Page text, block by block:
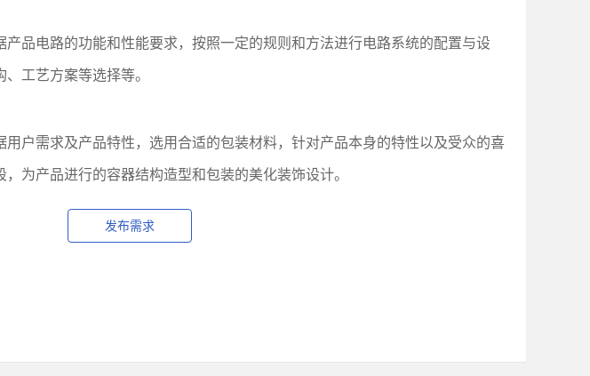
产品电路的功能和性能要求，按照一定的规则和方法进行电路系统的配置与设
工艺方案等选择等。
户需求及产品特性，选用合适的包装材料，针对产品本身的特性以及受众的喜
为产品进行的容器结构造型和包装的美化装饰设计。
发布需求